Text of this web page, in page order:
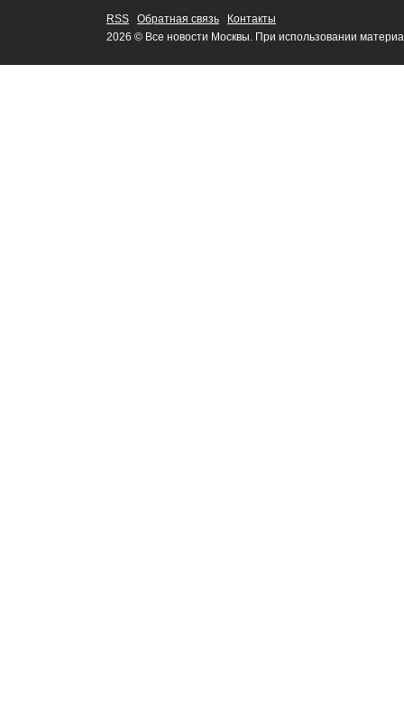
RSS Обратная связь
Контакты
2026 © Все новости Москвы. При использовании